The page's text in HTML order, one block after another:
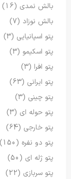
بالش نمدی (16)
بالش نوزاد (7)
پتو اسپانیایی (3)
پتو اسکیمو (3)
پتو افرا (3)
پتو ایرانی (63)
پتو چینی (3)
پتو حوله ای (3)
پتو خارجی (64)
پتو دو نفره (150)
پتو ژله ای (50)
پتو سربازی (22)